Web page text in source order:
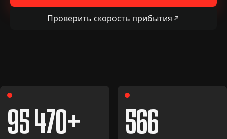
Проверить скорость прибытия
95 470 566